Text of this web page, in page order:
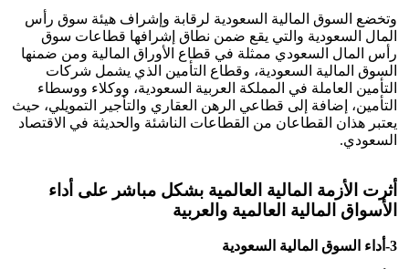
وتخضع السوق المالية السعودية لرقابة وإشراف هيئة سوق رأس
المال السعودية والتي يقع ضمن نطاق إشرافها قطاعات سوق
رأس المال السعودي ممثلة في قطاع الأوراق المالية ومن ضمنها
السوق المالية السعودية، وقطاع التأمين الذي يشمل شركات
التأمين العاملة في المملكة العربية السعودية، ووكلاء ووسطاء
التأمين، إضافة إلى قطاعي الرهن العقاري والتأجير التمويلي، حيث
يعتبر هذان القطاعان من القطاعات الناشئة والحديثة في الاقتصاد
السعودي.
أثرت الأزمة المالية العالمية بشكل مباشر على أداء
الأسواق المالية العالمية والعربية
3-أداء السوق المالية السعودية